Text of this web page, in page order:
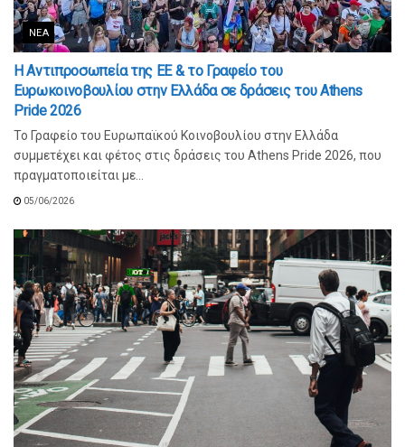
ΝΈΑ
Η Αντιπροσωπεία της ΕΕ & το Γραφείο του
Ευρωκοινοβουλίου στην Ελλάδα σε δράσεις του Athens
Pride 2026
Το Γραφείο του Ευρωπαϊκού Κοινοβουλίου στην Ελλάδα
συμμετέχει και φέτος στις δράσεις του Athens Pride 2026, που
πραγματοποιείται με...
05/06/2026